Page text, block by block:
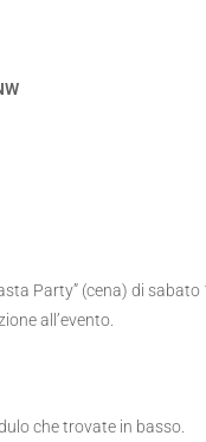
Party” (cena) di
all’evento.
che trovate in basso.